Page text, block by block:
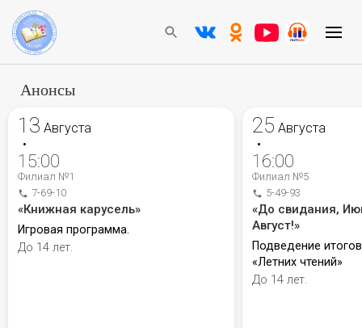
Анонсы
13 Августа
•
15:00
Филиал №1
7-69-10
«Книжная карусель»
Игровая программа.
До 14 лет.
25 Августа
•
16:00
Филиал №5
5-49-93
«До свидания,
Август!»
Подведение
«Летних чтений»
До 14 лет.